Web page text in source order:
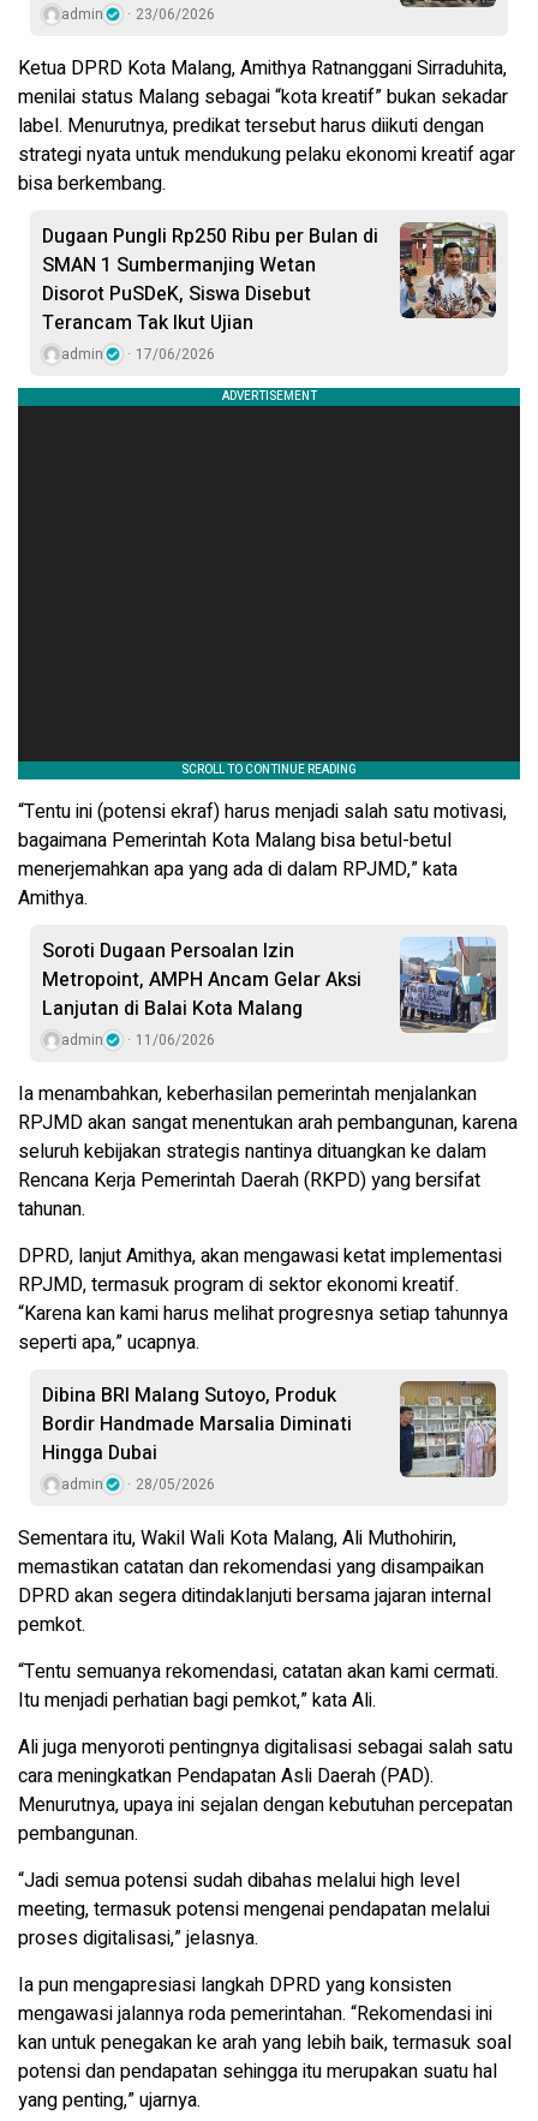
admin 23/06/2026
Ketua DPRD Kota Malang, Amithya Ratnanggani Sirraduhita,
menilai status Malang sebagai “kota kreatif” bukan sekadar
label. Menurutnya, predikat tersebut harus diikuti dengan
strategi nyata untuk mendukung pelaku ekonomi kreatif agar
bisa berkembang.
Dugaan Pungli Rp250 Ribu per Bulan di
SMAN 1 Sumbermanjing Wetan
Disorot PuSDeK, Siswa Disebut
Terancam Tak Ikut Ujian
admin 17/06/2026
“Tentu ini (potensi ekraf) harus menjadi salah satu motivasi,
bagaimana Pemerintah Kota Malang bisa betul-betul
menerjemahkan apa yang ada di dalam RPJMD,” kata
Amithya.
Soroti Dugaan Persoalan Izin
Metropoint, AMPH Ancam Gelar Aksi
Lanjutan di Balai Kota Malang
admin 11/06/2026
Ia menambahkan, keberhasilan pemerintah menjalankan
RPJMD akan sangat menentukan arah pembangunan, karena
seluruh kebijakan strategis nantinya dituangkan ke dalam
Rencana Kerja Pemerintah Daerah (RKPD) yang bersifat
tahunan.
DPRD, lanjut Amithya, akan mengawasi ketat implementasi
RPJMD, termasuk program di sektor ekonomi kreatif.
“Karena kan kami harus melihat progresnya setiap tahunnya
seperti apa,” ucapnya.
Dibina BRI Malang Sutoyo, Produk
Bordir Handmade Marsalia Diminati
Hingga Dubai
admin 28/05/2026
Sementara itu, Wakil Wali Kota Malang, Ali Muthohirin,
memastikan catatan dan rekomendasi yang disampaikan
DPRD akan segera ditindaklanjuti bersama jajaran internal
pemkot.
“Tentu semuanya rekomendasi, catatan akan kami cermati.
Itu menjadi perhatian bagi pemkot,” kata Ali.
Ali juga menyoroti pentingnya digitalisasi sebagai salah satu
cara meningkatkan Pendapatan Asli Daerah (PAD).
Menurutnya, upaya ini sejalan dengan kebutuhan percepatan
pembangunan.
“Jadi semua potensi sudah dibahas melalui high level
meeting, termasuk potensi mengenai pendapatan melalui
proses digitalisasi,” jelasnya.
Ia pun mengapresiasi langkah DPRD yang konsisten
mengawasi jalannya roda pemerintahan. “Rekomendasi ini
kan untuk penegakan ke arah yang lebih baik, termasuk soal
potensi dan pendapatan sehingga itu merupakan suatu hal
yang penting,” ujarnya.